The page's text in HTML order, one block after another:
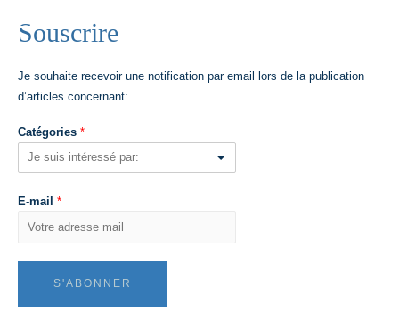
Souscrire
Je souhaite recevoir une notification par email lors de la publication
d’articles concernant:
Catégories *
E-mail *
S'ABONNER